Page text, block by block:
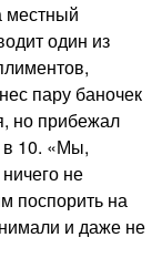
местный
один из
пару баночек
но прибежал
в 10. «Мы,
не
поспорить на
и даже не